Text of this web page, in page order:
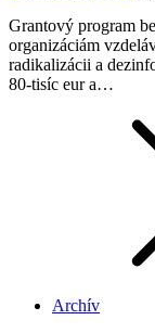
Grantový program
organizáciám
radikalizácii a
80-tisíc eur a…
Archív